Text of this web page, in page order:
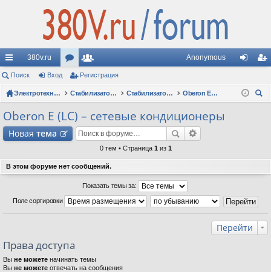
с
ы
лк
380v.ru
ор
ум
ы
ол
ьз
ат
и
Anonymous
д ис
Поиск Вход Регистрация
Электротехнические форумы Стабилизаторы напряжения Стабилизаторы Oberon: вопросы по моделям
Oberon E (LC) – сетевые кондиционеры
Oberon E (LC) – сетевые кондиционеры
Новая тема
0 тем • Страница 1 из 1
В этом форуме нет сообщений.
Показать темы за:
Поле сортировки
Перейти
Права доступа
Вы не можете начинать темы
Вы не можете отвечать на сообщения